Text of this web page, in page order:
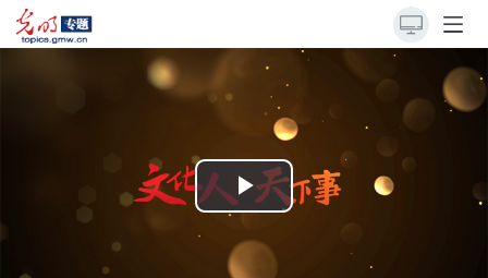
Play
Video